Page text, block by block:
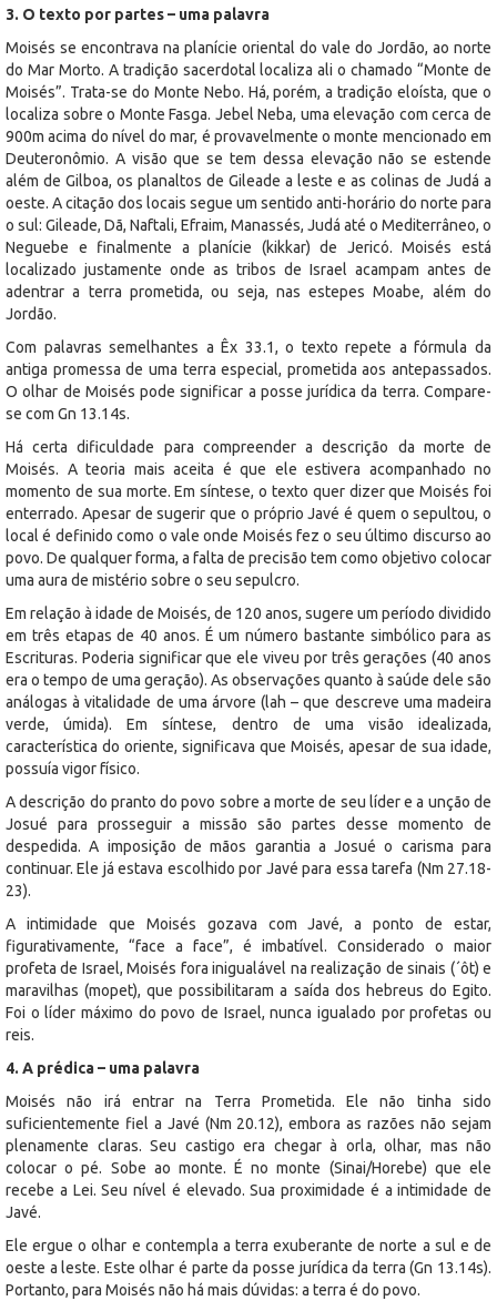
3. O texto por partes – uma palavra
Moisés se encontrava na planície oriental do vale do Jordão, ao norte
do Mar Morto. A tradição sacerdotal localiza ali o chamado “Monte de
Moisés”. Trata-se do Monte Nebo. Há, porém, a tradição eloísta, que o
localiza sobre o Monte Fasga. Jebel Neba, uma elevação com cerca de
900m acima do nível do mar, é provavelmente o monte mencionado em
Deuteronômio. A visão que se tem dessa elevação não se estende
além de Gilboa, os planaltos de Gileade a leste e as colinas de Judá a
oeste. A citação dos locais segue um sentido anti-horário do norte para
o sul: Gileade, Dã, Naftali, Efraim, Manassés, Judá até o Mediterrâneo, o
Neguebe e finalmente a planície (kikkar) de Jericó. Moisés está
localizado justamente onde as tribos de Israel acampam antes de
adentrar a terra prometida, ou seja, nas estepes Moabe, além do
Jordão.
Com palavras semelhantes a Êx 33.1, o texto repete a fórmula da
antiga promessa de uma terra especial, prometida aos antepassados.
O olhar de Moisés pode significar a posse jurídica da terra. Compare-
se com Gn 13.14s.
Há certa dificuldade para compreender a descrição da morte de
Moisés. A teoria mais aceita é que ele estivera acompanhado no
momento de sua morte. Em síntese, o texto quer dizer que Moisés foi
enterrado. Apesar de sugerir que o próprio Javé é quem o sepultou, o
local é definido como o vale onde Moisés fez o seu último discurso ao
povo. De qualquer forma, a falta de precisão tem como objetivo colocar
uma aura de mistério sobre o seu sepulcro.
Em relação à idade de Moisés, de 120 anos, sugere um período dividido
em três etapas de 40 anos. É um número bastante simbólico para as
Escrituras. Poderia significar que ele viveu por três gerações (40 anos
era o tempo de uma geração). As observações quanto à saúde dele são
análogas à vitalidade de uma árvore (lah – que descreve uma madeira
verde, úmida). Em síntese, dentro de uma visão idealizada,
característica do oriente, significava que Moisés, apesar de sua idade,
possuía vigor físico.
A descrição do pranto do povo sobre a morte de seu líder e a unção de
Josué para prosseguir a missão são partes desse momento de
despedida. A imposição de mãos garantia a Josué o carisma para
continuar. Ele já estava escolhido por Javé para essa tarefa (Nm 27.18-
23).
A intimidade que Moisés gozava com Javé, a ponto de estar,
figurativamente, “face a face”, é imbatível. Considerado o maior
profeta de Israel, Moisés fora inigualável na realização de sinais (´ôt) e
maravilhas (mopet), que possibilitaram a saída dos hebreus do Egito.
Foi o líder máximo do povo de Israel, nunca igualado por profetas ou
reis.
4. A prédica – uma palavra
Moisés não irá entrar na Terra Prometida. Ele não tinha sido
suficientemente fiel a Javé (Nm 20.12), embora as razões não sejam
plenamente claras. Seu castigo era chegar à orla, olhar, mas não
colocar o pé. Sobe ao monte. É no monte (Sinai/Horebe) que ele
recebe a Lei. Seu nível é elevado. Sua proximidade é a intimidade de
Javé.
Ele ergue o olhar e contempla a terra exuberante de norte a sul e de
oeste a leste. Este olhar é parte da posse jurídica da terra (Gn 13.14s).
Portanto, para Moisés não há mais dúvidas: a terra é do povo.